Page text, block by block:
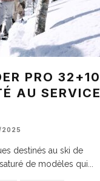
PRO 32+10
AU SERVICE
2025
destinés au ski de
de modèles qui